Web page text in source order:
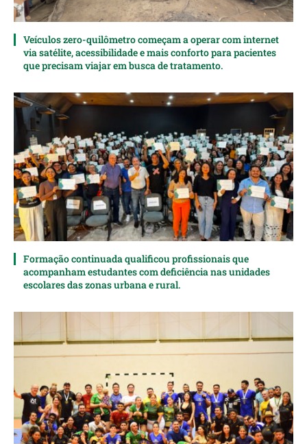
Veículos zero-quilômetro começam a operar com internet
via satélite, acessibilidade e mais conforto para pacientes
que precisam viajar em busca de tratamento.
Formação continuada qualificou profissionais que
acompanham estudantes com deficiência nas unidades
escolares das zonas urbana e rural.